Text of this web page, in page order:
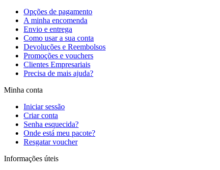
Opções de pagamento
A minha encomenda
Envio e entrega
Como usar a sua conta
Devoluções e Reembolsos
Promoções e vouchers
Clientes Empresariais
Precisa de mais ajuda?
Minha conta
Iniciar sessão
Criar conta
Senha esquecida?
Onde está meu pacote?
Resgatar voucher
Informações úteis